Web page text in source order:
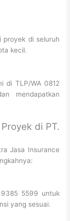
proyek di seluruh
kecil.
di TLP/WA 0812
mendapatkan
di PT.
Jasa Insurance
9385 5599 untuk
yang sesuai.